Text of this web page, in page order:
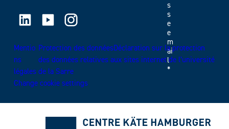
s
s
e
e
m
ai
l
*
LinkedIn Youtube Instagram
Mentio
ns
légales
Protection des donnéesDéclaration sur la protection
des données relatives aux sites internet de l’université
de la Sarre
Change cookie settings